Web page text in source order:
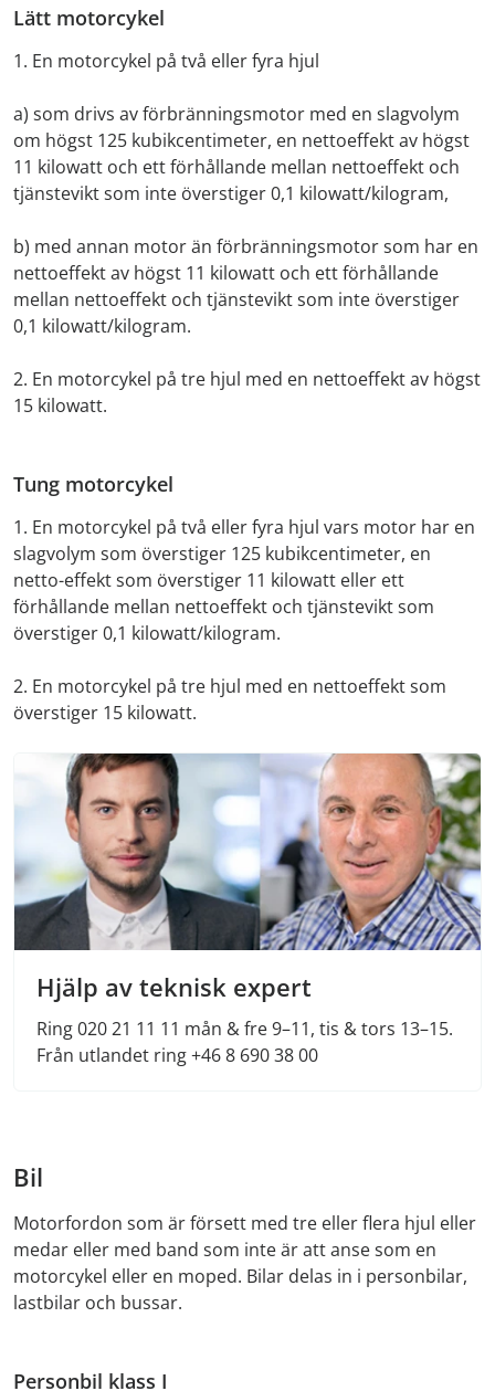
Lätt motorcykel
1. En motorcykel på två eller fyra hjul
a) som drivs av förbränningsmotor med en slagvolym
om högst 125 kubikcentimeter, en nettoeffekt av högst
11 kilowatt och ett förhållande mellan nettoeffekt och
tjänstevikt som inte överstiger 0,1 kilowatt/kilogram,
b) med annan motor än förbränningsmotor som har en
nettoeffekt av högst 11 kilowatt och ett förhållande
mellan nettoeffekt och tjänstevikt som inte överstiger
0,1 kilowatt/kilogram.
2. En motorcykel på tre hjul med en nettoeffekt av högst
15 kilowatt.
Tung motorcykel
1. En motorcykel på två eller fyra hjul vars motor har en
slagvolym som överstiger 125 kubikcentimeter, en
netto-effekt som överstiger 11 kilowatt eller ett
förhållande mellan nettoeffekt och tjänstevikt som
överstiger 0,1 kilowatt/kilogram.
2. En motorcykel på tre hjul med en nettoeffekt som
överstiger 15 kilowatt.
Hjälp av teknisk expert
Ring 020 21 11 11 mån & fre 9–11, tis & tors 13–15.
Från utlandet ring +46 8 690 38 00
Bil
Motorfordon som är försett med tre eller flera hjul eller
medar eller med band som inte är att anse som en
motorcykel eller en moped. Bilar delas in i personbilar,
lastbilar och bussar.
Personbil klass I